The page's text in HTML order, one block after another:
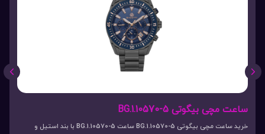
ساعت مچی بیگوتی BG.1.10570-5
خرید ساعت مچی بیگوتی BG.1.10570-5 ساعت BG.1.10570-5 با بند استیل و